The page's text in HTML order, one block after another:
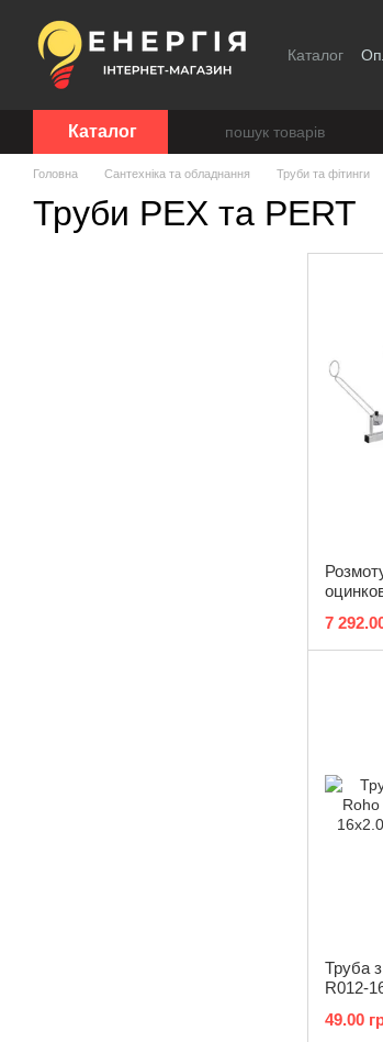
Каталог
Каталог
Головна Сантехніка та обладнання Труби та фітинги
Труби PEX та PERT
7
Труба
R012-
49.00